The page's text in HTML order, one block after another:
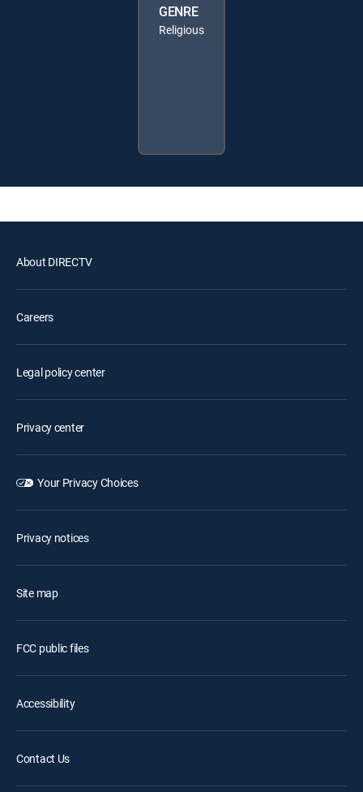
GENRE
Religious
About DIRECTV
Careers
Legal policy center
Privacy center
Your Privacy Choices
Privacy notices
Site map
FCC public files
Accessibility
Contact Us